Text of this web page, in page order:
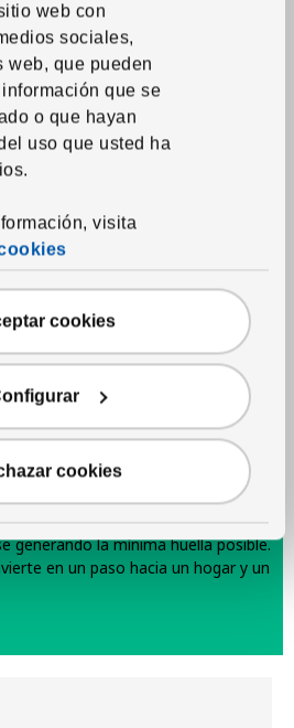
web con
sociales,
web, que pueden
que se
o que hayan
uso que usted ha
visita
cookies
cookies
y el planeta
duraderos que te acompañan
a ahorrar energía y agua en casa.
que reducen el impacto
futuro del producto: que pueda
a otra persona sin perder valor.
su misión, intentamos que pueda
generando la mínima huella posible.
en un paso hacia un hogar y un